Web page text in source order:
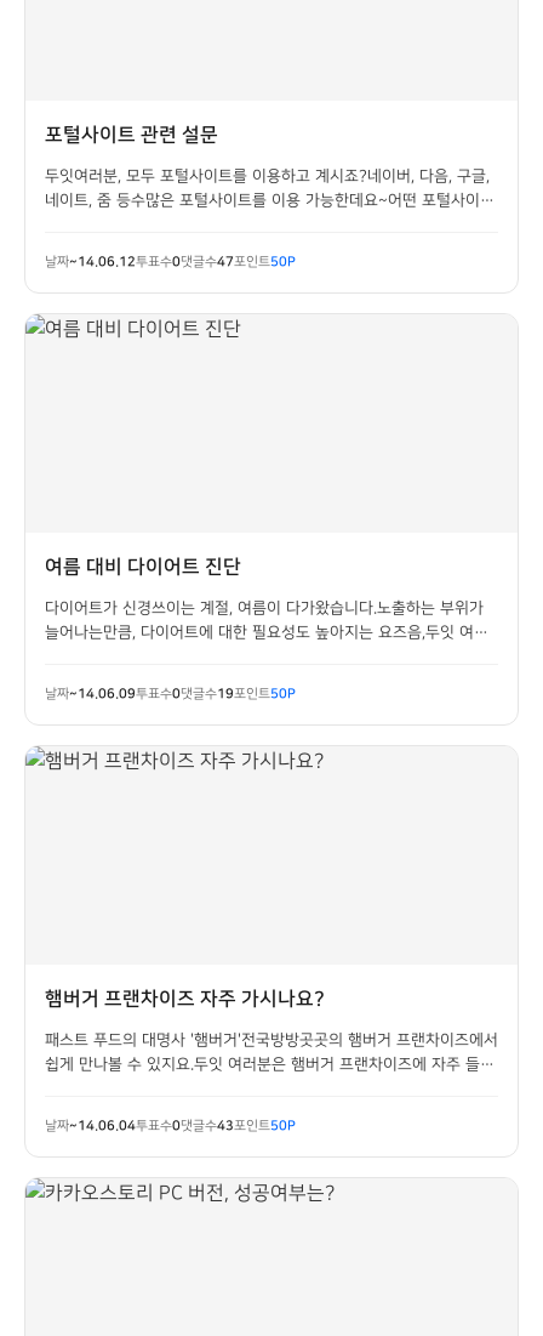
포털사이트 관련 설문
두잇여러분, 모두 포털사이트를 이용하고 계시죠?네이버, 다음, 구글,
네이트, 줌 등수많은 포털사이트를 이용 가능한데요~어떤 포털사이트
날짜~14.06.12투표수0댓글수47포인트50P
여름 대비 다이어트 진단
다이어트가 신경쓰이는 계절, 여름이 다가왔습니다.노출하는 부위가
늘어나는만큼, 다이어트에 대한 필요성도 높아지는 요즈음,두잇 여러
: https://play.google.com/store/apps/details?id...
날짜~14.06.09투표수0댓글수19포인트50P
햄버거 프랜차이즈 자주 가시나요?
패스트 푸드의 대명사 '햄버거'전국방방곳곳의 햄버거 프랜차이즈에서
쉽게 만나볼 수 있지요.두잇 여러분은 햄버거 프랜차이즈에 자주 들리
날짜~14.06.04투표수0댓글수43포인트50P